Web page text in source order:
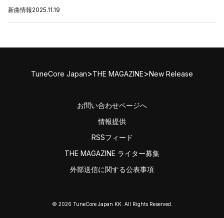
新曲情報2025.11.19
TuneCore Japan>THE MAGAZINE>New Release
お問い合わせページへ
情報提供
RSSフィード
THE MAGAZINE ライター募集
外部送信に関する公表事項
© 2026 TuneCore Japan KK. All Rights Reserved.